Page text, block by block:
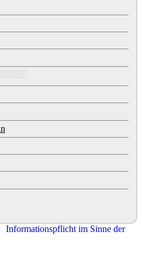
Informationspflicht im Sinne der